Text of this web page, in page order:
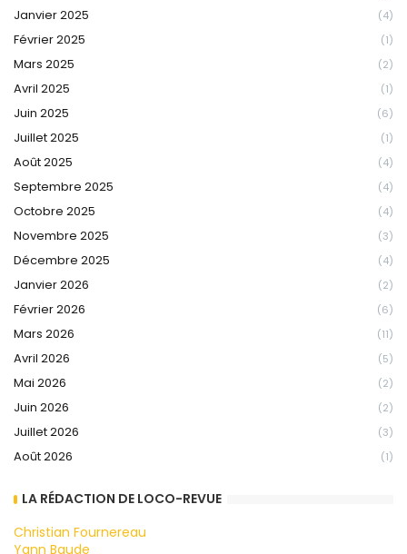
Janvier 2025 (4)
Février 2025 (1)
Mars 2025 (2)
Avril 2025 (1)
Juin 2025 (6)
Juillet 2025 (1)
Août 2025 (4)
Septembre 2025 (4)
Octobre 2025 (4)
Novembre 2025 (3)
Décembre 2025 (4)
Janvier 2026 (2)
Février 2026 (6)
Mars 2026 (11)
Avril 2026 (5)
Mai 2026 (2)
Juin 2026 (2)
Juillet 2026 (3)
Août 2026 (1)
LA RÉDACTION DE LOCO-REVUE
Christian Fournereau
Yann Baude